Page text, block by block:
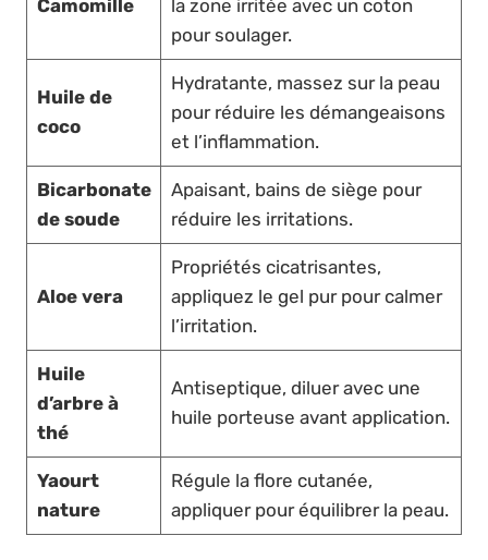
Camomille
la zone irritée avec un coton
pour soulager.
Huile de
coco
Hydratante, massez sur la peau
pour réduire les démangeaisons
et l’inflammation.
Bicarbonate
de soude
Apaisant, bains de siège pour
réduire les irritations.
Aloe vera
Propriétés cicatrisantes,
appliquez le gel pur pour calmer
l’irritation.
Huile
d’arbre à
thé
Antiseptique, diluer avec une
huile porteuse avant application.
Yaourt
nature
Régule la flore cutanée,
appliquer pour équilibrer la peau.